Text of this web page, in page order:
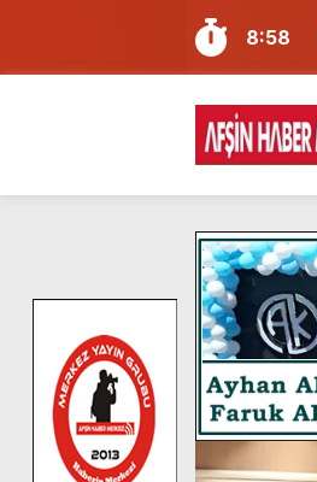
8:58
7:57
6:31
16:10
13:27
11:22
8:06
14:05
7:39
4:58